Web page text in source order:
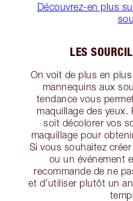
Découvrez-en plus
LES
On voit de plus en
mannequins aux
tendance vous
maquillage des yeux.
soit décolorer vos
maquillage pour
Si vous souhaitez
ou un événement
recommande de ne
et d'utiliser plutôt un